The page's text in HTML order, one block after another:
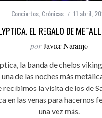
Conciertos Crónicas 11 abril,
EL REGALO DE
por Javier Naranjo
la banda de chelos
de las noches más
recibimos la visita de los de
en las venas para hacernos
una vez más.